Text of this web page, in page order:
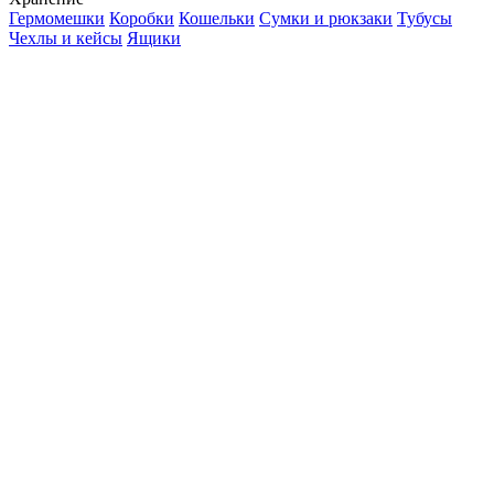
Гермомешки Коробки Кошельки Сумки и рюкзаки Тубусы
Чехлы и кейсы Ящики